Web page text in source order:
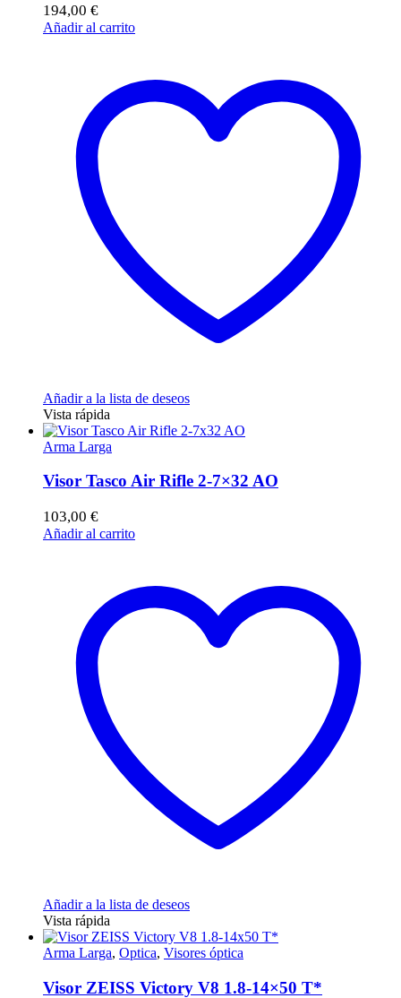
194,00 €
Añadir al carrito
Añadir a la lista de deseos
Vista rápida
Arma Larga
Visor Tasco Air Rifle 2-7×32 AO
103,00 €
Añadir al carrito
Añadir a la lista de deseos
Vista rápida
Arma Larga, Optica, Visores óptica
Visor ZEISS Victory V8 1.8-14×50 T*